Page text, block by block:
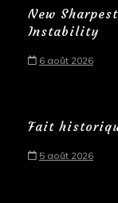
New
Instability
6 août 2026
Fait
5 août 2026